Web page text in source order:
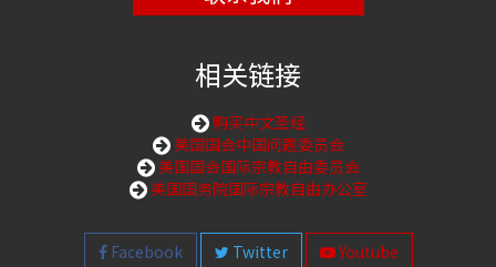
相关链接
购买中文圣经
美国国会中国问题委员会
美国国会国际宗教自由委员会
美国国务院国际宗教自由办公室
Facebook Twitter Youtube